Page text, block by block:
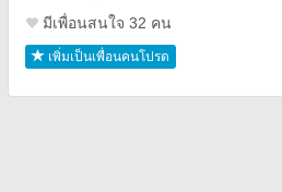
มีเพื่อนสนใจ 32 คน
เพิ่มเป็นเพื่อนคนโปรด